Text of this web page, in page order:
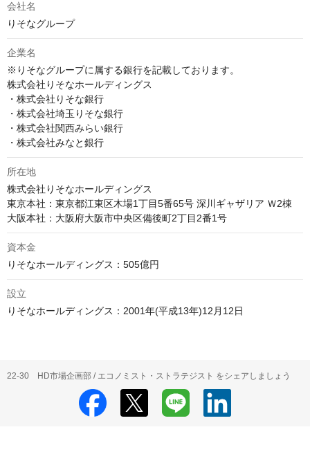
会社名
りそなグループ
企業名
※りそなグループに属する銀行を記載しております。
株式会社りそなホールディングス
・株式会社りそな銀行
・株式会社埼玉りそな銀行
・株式会社関西みらい銀行
・株式会社みなと銀行
所在地
株式会社りそなホールディングス
東京本社：東京都江東区木場1丁目5番65号 深川ギャザリア Ｗ2棟
資本金
設立
りそなホールディングス：2001年(平成13年)12月12日
22-30 HD市場企画部 / エコノミスト・ストラテジスト をシェアしましょう